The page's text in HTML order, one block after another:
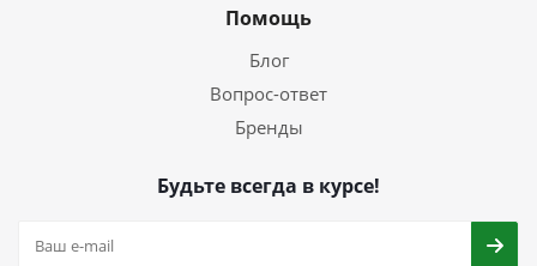
Помощь
Блог
Вопрос-ответ
Бренды
Будьте всегда в курсе!